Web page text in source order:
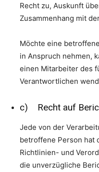
Recht zu, Auskunft
Zusammenhang mit
Möchte eine
in Anspruch nehmen,
einen Mitarbeiter des
Verantwortlichen
c) Recht auf
Jede von der
betroffene Person hat
Richtlinien- und
die unverzügliche